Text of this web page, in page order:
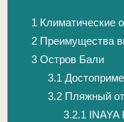
1 Климатические
2Преимущества
3Остров Бали
3.1
3.2Пляжный
3.2.1 INAYA